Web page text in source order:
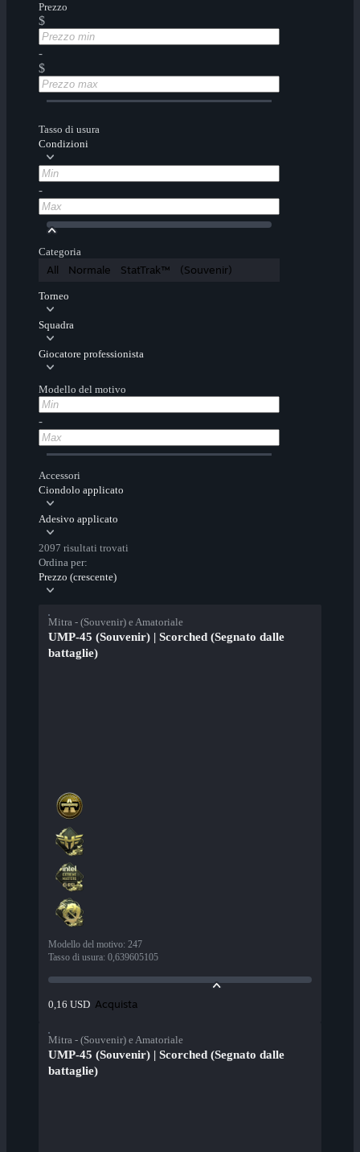
Prezzo
$
-
$
Tasso di usura
Condizioni
-
Categoria
All Normale StatTrak™ (Souvenir)
Torneo
Squadra
Giocatore professionista
Modello del motivo
-
Accessori
Ciondolo applicato
Adesivo applicato
2097 risultati trovati
Ordina per:
Prezzo (crescente)
Mitra - (Souvenir) e Amatoriale
UMP-45 (Souvenir) | Scorched (Segnato dalle
battaglie)
Modello del motivo: 247
Tasso di usura: 0,639605105
0,16 USD Acquista
Mitra - (Souvenir) e Amatoriale
UMP-45 (Souvenir) | Scorched (Segnato dalle
battaglie)